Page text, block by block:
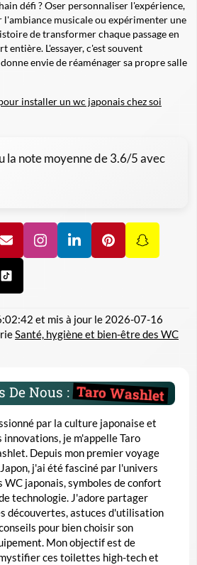
défi ? Oser personnaliser l'expérience,
musicale ou expérimenter une
de transformer chaque passage en
entière. L'essayer, c'est souvent
envie de réaménager sa propre salle
installer un wc japonais chez soi
la note moyenne de3.6/5 avec
et mis à jour le 2026-07-16
Santé, hygiène et bien-être des WC
De Nous :Taro Washlet
par la culture japonaise et
innovations, je m'appelle Taro
Depuis mon premier voyage
j'ai été fasciné par l'univers
WC japonais, symboles de confort
technologie. J'adore partager
découvertes, astuces d'utilisation
pour bien choisir son
Mon objectif est de
ces toilettes high-tech et